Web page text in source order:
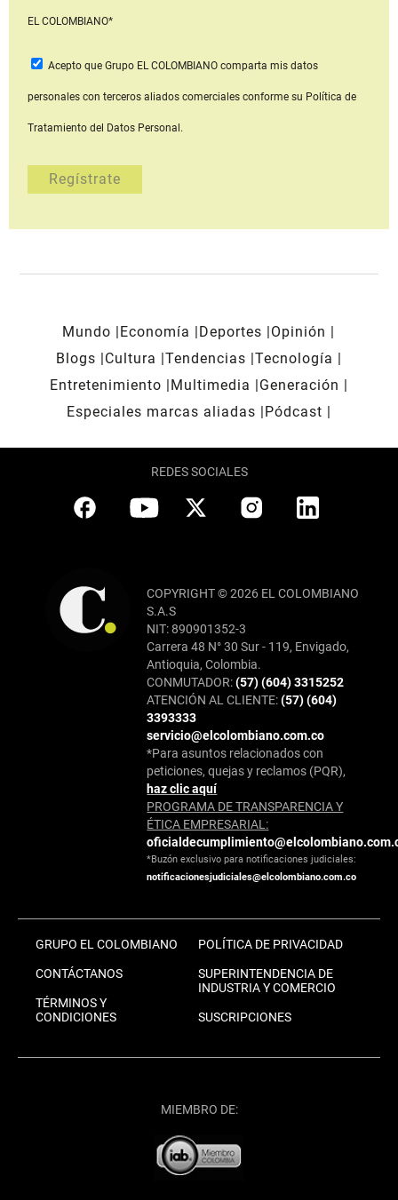
EL COLOMBIANO*
Acepto que Grupo EL COLOMBIANOcomparta mis datos
personales con terceros aliados comerciales conforme su Política de
Tratamiento del Datos Personal.
Mundo Economía Deportes
Opinión
Blogs
Cultura Tendencias Tecnología
Entretenimiento
Multimedia
Generación
Especiales marcas aliadas
Pódcast
REDES SOCIALES
COPYRIGHT © 2026 EL COLOMBIANO
S.A.S
NIT: 890901352-3
Carrera 48 N° 30 Sur - 119, Envigado,
Antioquia, Colombia.
CONMUTADOR:(57) (604) 3315252
ATENCIÓN AL CLIENTE:(57) (604)
3393333
servicio@elcolombiano.com.co
*Para asuntos relacionados con
peticiones, quejas y reclamos (PQR),
haz clic aquí
PROGRAMA DE TRANSPARENCIA Y
ÉTICA EMPRESARIAL:
*Buzón exclusivo para notificaciones judiciales:
notificacionesjudiciales@elcolombiano.com.co
GRUPO EL COLOMBIANO
CONTÁCTANOS
TÉRMINOS Y
CONDICIONES
POLÍTICA DE PRIVACIDAD
SUPERINTENDENCIA DE
INDUSTRIA Y COMERCIO
SUSCRIPCIONES
MIEMBRO DE: